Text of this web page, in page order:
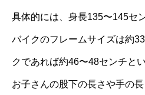
具体的には、身長135〜145セ
バイクのフレームサイズは約
クであれば約46〜48センチと
お子さんの股下の長さや手の